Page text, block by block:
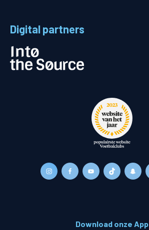
Digital partners
Download onze App